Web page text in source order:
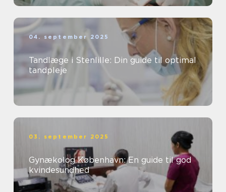
04. september 2025
Tandlæge i Stenlille: Din guide til optimal
tandpleje
03. september 2025
Gynækolog København: En guide til god
kvindesundhed